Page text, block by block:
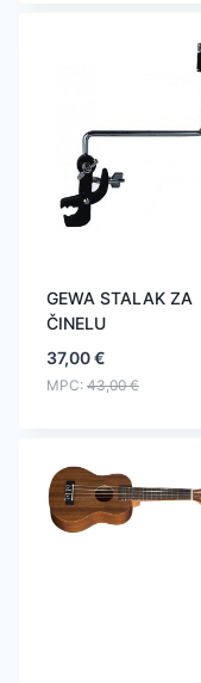
GEWA STALAK ZA
ČINELU
37,00€
MPC: 43,00€